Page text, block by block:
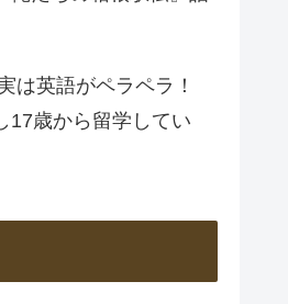
は英語がペラペラ！
17歳から留学してい